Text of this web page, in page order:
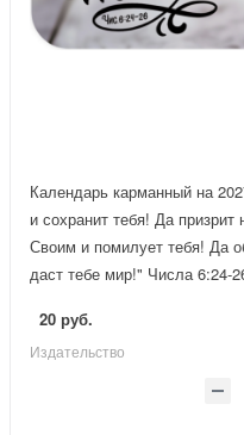
Календарь карманный на
и сохранит тебя! Да
Своим и помилует тебя! Да
даст тебе мир!" Числа 6:24-
20 руб.
Издательство